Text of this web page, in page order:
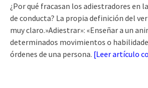
¿Por qué fracasan los adiestradores en
de conducta? La propia definición del
muy claro.»Adiestrar»: «Enseñar a un
determinados movimientos o
órdenes de una persona. [Leer artículo